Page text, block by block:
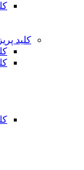
کلید